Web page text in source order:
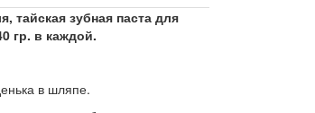
тайская зубная паста для
гр. в каждой.
в шляпе.